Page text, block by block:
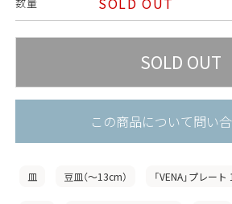
この商品について問い
皿 豆皿（〜13cm） 「VENA」プレー